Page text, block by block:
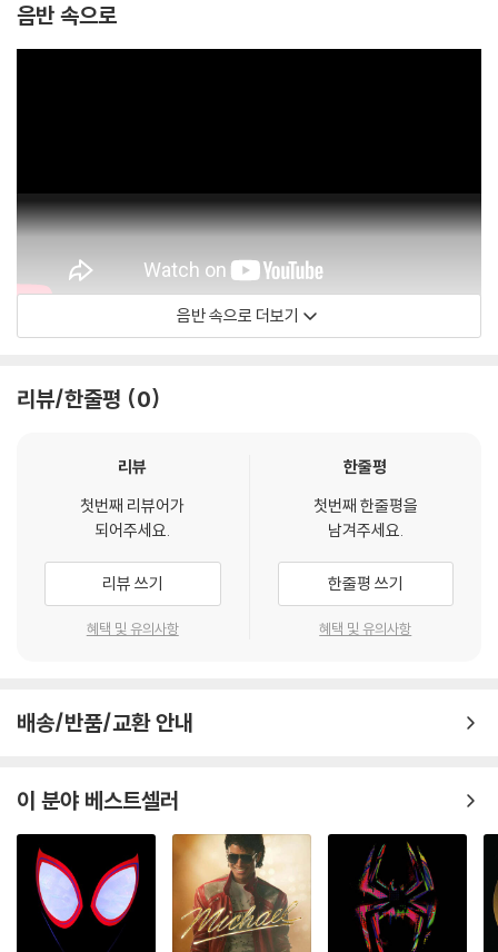
음반 속으로
음반 속으로 더보기
리뷰/한줄평 0
리뷰
첫번째 리뷰어가
되어주세요.
리뷰 쓰기
혜택 및 유의사항
한줄평
첫번째 한줄평을
남겨주세요.
한줄평 쓰기
혜택 및 유의사항
배송/반품/교환 안내
이 분야 베스트셀러